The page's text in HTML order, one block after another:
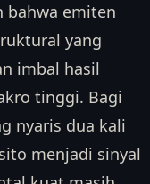
bahwa emiten
yang
imbal hasil
tinggi. Bagi
nyaris dua kali
menjadi sinyal